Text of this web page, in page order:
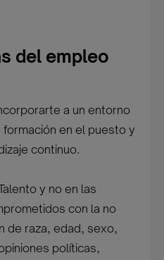
del empleo
a un entorno
en el puesto y
continuo.
y no en las
con la no
de raza, edad, sexo,
políticas,